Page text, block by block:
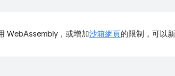
WebAssembly，或增加沙箱網頁的限制，可以新